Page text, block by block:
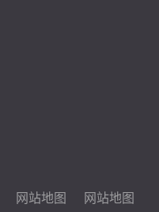
网站地图
网站地图